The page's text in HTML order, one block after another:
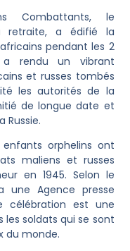
Combattants, le
retraite, a édifié la
pendant les 2
a rendu un vibrant
et russes tombés
les autorités de la
de longue date et
Russie.
orphelins ont
maliens et russes
en 1945. Selon le
une Agence presse
célébration est une
soldats qui se sont
du monde.